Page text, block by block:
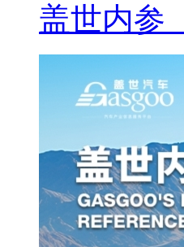
盖世内参